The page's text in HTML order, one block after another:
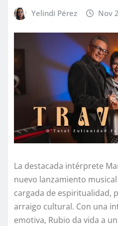
Yelindi Pérez Nov
La destacada intérprete
nuevo lanzamiento musical
cargada de espiritualidad,
arraigo cultural. Con una
emotiva, Rubio da vida a